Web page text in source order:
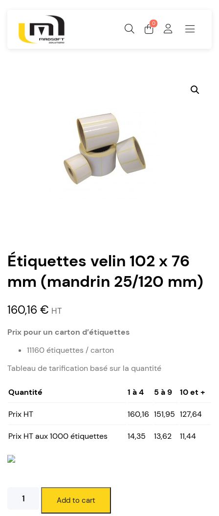
Étiquettes velin 102 x 76
mm (mandrin 25/120 mm)
160,16 € HT
Prix pour un carton d’étiquettes
11160 étiquettes / carton
Tableau de tarification basé sur la quantité
Quantité 1 à 4 5 à 9 10 et +
Prix HT 160,16 151,95 127,64
Prix HT aux 1000 étiquettes 14,35 13,62 11,44
velin
Add to cart